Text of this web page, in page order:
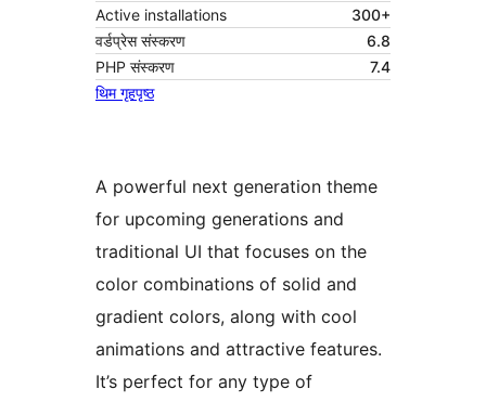
Active installations
300+
वर्डप्रेस संस्करण
6.8
PHP संस्करण
7.4
थिम गृहपृष्ठ
A powerful next generation theme
for upcoming generations and
traditional UI that focuses on the
color combinations of solid and
gradient colors, along with cool
animations and attractive features.
It’s perfect for any type of